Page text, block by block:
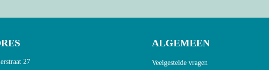
27
ALGEMEEN
Veelgestelde vragen